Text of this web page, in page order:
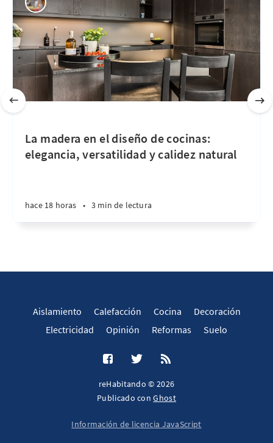
La madera en el diseño de cocinas:
elegancia, versatilidad y calidez natural
hace 18 horas • 3 min de lectura
Aislamiento Calefacción Cocina
Decoración
Electricidad
Opinión Reformas Suelo
reHabitando © 2026
Publicado conGhost
Información de licencia JavaScript